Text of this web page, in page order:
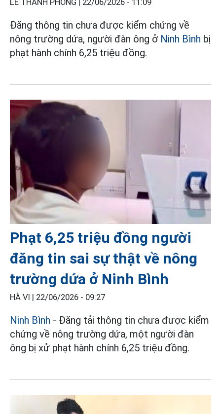
LÊ THANH PHONG | 22/06/2026 - 11:09
Đăng thông tin chưa được kiểm chứng về
nông trường dứa, người đàn ông ở Ninh Bình bị
phạt hành chính 6,25 triệu đồng.
Phạt 6,25 triệu đồng người
đăng tin sai sự thật về nông
trường dứa ở Ninh Bình
HÀ VI | 22/06/2026 - 09:27
Ninh Bình - Đăng tải thông tin chưa được kiểm
chứng về nông trường dứa, một người đàn
ông bị xử phạt hành chính 6,25 triệu đồng.